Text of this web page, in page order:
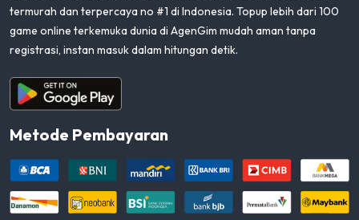
termurah dan terpercaya no #1 di Indonesia. Topup lebih dari 100
game online terkemuka dunia di AgenGim mudah aman tanpa
registrasi, instan masuk dalam hitungan detik.
Aplikasi Android
Metode Pembayaran